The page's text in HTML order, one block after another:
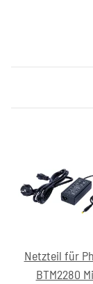
Netzteil für
BTM2280